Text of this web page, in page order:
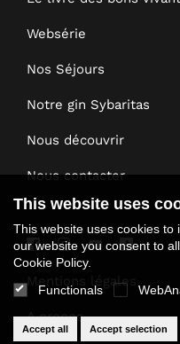
Websérie
Nos Séjours
Notre gin Sybaritas
Nous découvrir
Nous contacter
Mentions légales
A propos
This website uses
This website uses cookies to
our website you consent to
Cookie Policy.
Functionals
Accept all Accept selection